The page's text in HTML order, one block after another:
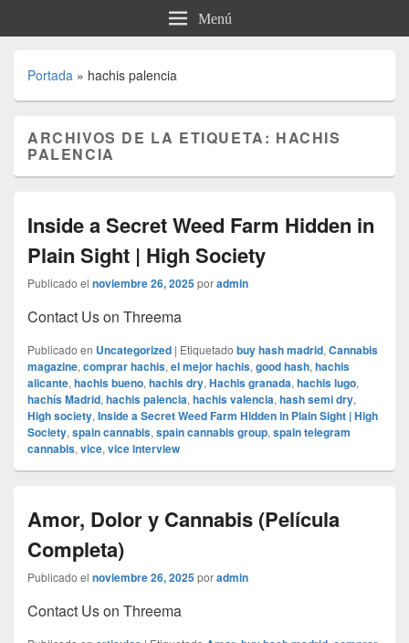
Menú
Portada » hachis palencia
ARCHIVOS DE LA ETIQUETA: HACHIS
PALENCIA
Inside a Secret Weed Farm Hidden in
Plain Sight | High Society
Publicado el noviembre 26, 2025poradmin
Contact Us on Threema
Publicado en Uncategorized | Etiquetado buy hash madrid, Cannabis
magazine, comprar hachis, el mejor hachis, good hash, hachis
alicante, hachis bueno, hachis dry, Hachis granada, hachis lugo,
hachís Madrid, hachis palencia, hachis valencia, hash semi dry,
High society, Inside a Secret Weed Farm Hidden in Plain Sight | High
Society, spain cannabis, spain cannabis group, spain telegram
cannabis, vice, vice interview
Amor, Dolor y Cannabis (Película
Completa)
Publicado el noviembre 26, 2025poradmin
Contact Us on Threema